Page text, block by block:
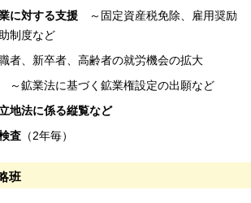
に対する支援 ～固定資産税免除、雇用奨励
制度など
者、新卒者、高齢者の就労機会の拡大
～鉱業法に基づく鉱業権設定の出願など
地法に係る縦覧など
査 （2年毎）
班